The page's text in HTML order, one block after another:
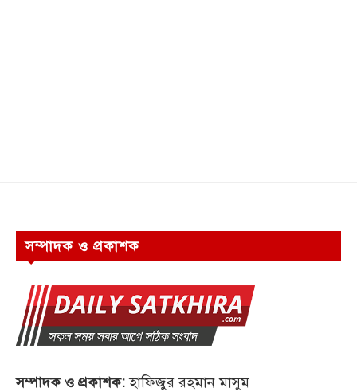
সম্পাদক ও প্রকাশক
সম্পাদক ও প্রকাশক:হাফিজুর রহমান মাসুম